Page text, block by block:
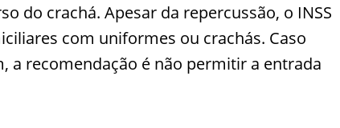
do crachá. Apesar da repercussão, o INSS
com uniformes ou crachás. Caso
a recomendação é não permitir a entrada